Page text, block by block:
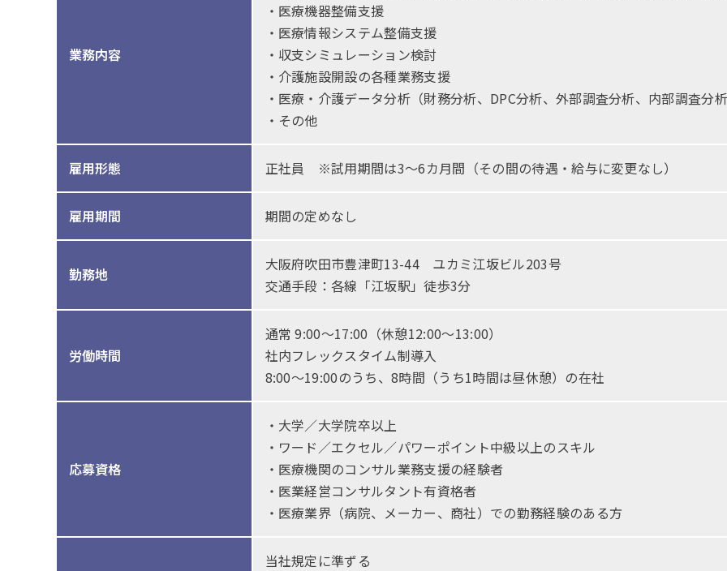
業務内容
・医療機器整備支援
・医療情報システム整備支援
・収支シミュレーション検討
・介護施設開設の各種業務支援
・医療・介護データ分析（財務分析、DPC分析、外部調査分析、内部調査分析
・その他
雇用形態 正社員 ※試用期間は3～6カ月間（その間の待遇・給与に変更なし）
雇用期間 期間の定めなし
勤務地
大阪府吹田市豊津町13-44 ユカミ江坂ビル203号
交通手段：各線「江坂駅」徒歩3分
労働時間
通常 9:00〜17:00（休憩12:00〜13:00）
社内フレックスタイム制導入
8:00〜19:00のうち、8時間（うち1時間は昼休憩）の在社
応募資格
・大学／大学院卒以上
・ワード／エクセル／パワーポイント中級以上のスキル
・医療機関のコンサル業務支援の経験者
・医業経営コンサルタント有資格者
・医療業界（病院、メーカー、商社）での勤務経験のある方
当社規定に準ずる